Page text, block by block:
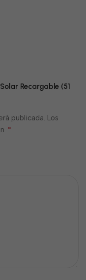
Recargable (51
publicada. Los
*